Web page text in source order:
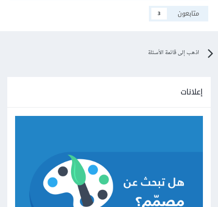
متابعون
3
اذهب إلى قائمة الأسئلة
إعلانات